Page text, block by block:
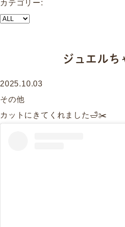
カテゴリー:
ジュエルち
2025.10.03
その他
カットにきてくれました🛁✂️